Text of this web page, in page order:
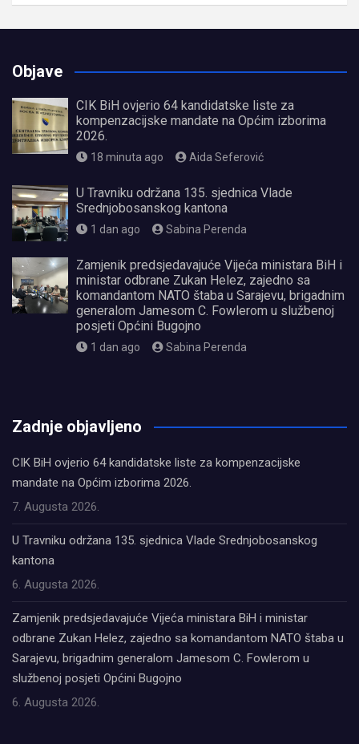
Objave
CIK BiH ovjerio 64 kandidatske liste za
kompenzacijske mandate na Općim izborima
2026.
18 minuta ago Aida Seferović
U Travniku održana 135. sjednica Vlade
Srednjobosanskog kantona
1 dan ago Sabina Perenda
Zamjenik predsjedavajuće Vijeća ministara BiH i
ministar odbrane Zukan Helez, zajedno sa
komandantom NATO štaba u Sarajevu, brigadnim
generalom Jamesom C. Fowlerom u službenoj
posjeti Općini Bugojno
1 dan ago Sabina Perenda
Zadnje objavljeno
CIK BiH ovjerio 64 kandidatske liste za kompenzacijske
mandate na Općim izborima 2026.
7. Augusta 2026.
U Travniku održana 135. sjednica Vlade Srednjobosanskog
kantona
6. Augusta 2026.
Zamjenik predsjedavajuće Vijeća ministara BiH i ministar
odbrane Zukan Helez, zajedno sa komandantom NATO štaba u
Sarajevu, brigadnim generalom Jamesom C. Fowlerom u
službenoj posjeti Općini Bugojno
6. Augusta 2026.